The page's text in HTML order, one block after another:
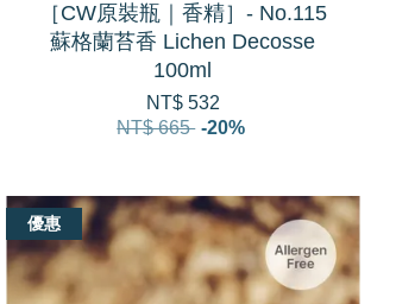
［CW原裝瓶｜香精］- No.115
蘇格蘭苔香 Lichen Decosse
100ml
NT$ 532
NT$ 665 -20%
優惠